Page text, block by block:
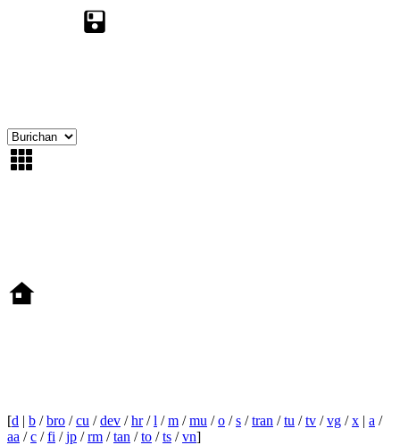
[d | b /bro /cu /dev /hr/l /m /mu /o /s /tran /tu /tv /vg /x | a /
aa /c /fi /jp /rm /tan /to /ts /vn]